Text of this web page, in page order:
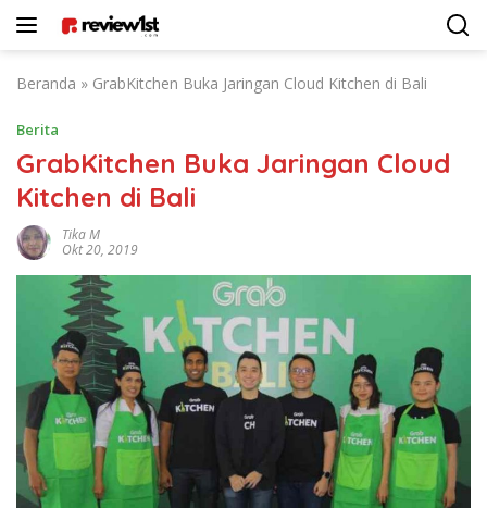
Beranda » GrabKitchen Buka Jaringan Cloud Kitchen di Bali
Berita
GrabKitchen Buka Jaringan Cloud
Kitchen di Bali
Tika M
Okt 20, 2019